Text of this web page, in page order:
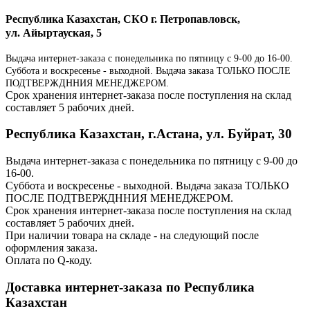
Республика Казахстан, СКО г. Петропавловск,
ул. Айыртауская, 5
Выдача интернет-заказа с понедельника по пятницу с 9-00 до 16-00.
Суббота и воскресенье - выходной. Выдача заказа ТОЛЬКО ПОСЛЕ
ПОДТВЕРЖДННИЯ МЕНЕДЖЕРОМ.
Срок хранения интернет-заказа после поступления на склад
составляет 5 рабочих дней.
Республика Казахстан, г.Астана, ул. Буйрат, 30
Выдача интернет-заказа с понедельника по пятницу с 9-00 до
16-00.
Суббота и воскресенье - выходной. Выдача заказа ТОЛЬКО
ПОСЛЕ ПОДТВЕРЖДННИЯ МЕНЕДЖЕРОМ.
Срок хранения интернет-заказа после поступления на склад
составляет 5 рабочих дней.
При наличии товара на складе - на следующий после
оформления заказа.
Оплата по Q-коду.
Доставка интернет-заказа по Республика
Казахстан